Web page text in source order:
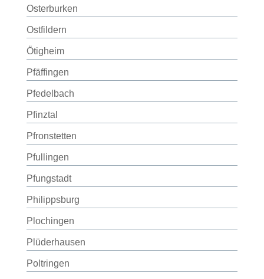
Osterburken
Ostfildern
Ötigheim
Pfäffingen
Pfedelbach
Pfinztal
Pfronstetten
Pfullingen
Pfungstadt
Philippsburg
Plochingen
Plüderhausen
Poltringen